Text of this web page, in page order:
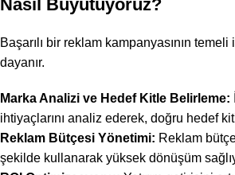
Nasıl Büyütüyoruz?
Başarılı bir reklam kampanyasının
dayanır.
Marka Analizi ve Hedef Kitle Belirleme:
ihtiyaçlarını analiz ederek, doğru hedef
Reklam Bütçesi Yönetimi: Reklam
şekilde kullanarak yüksek dönüşüm